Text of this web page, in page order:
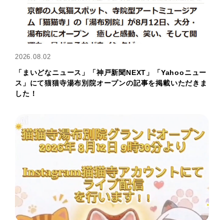
2026.08.02
「まいどなニュース」「神戸新聞NEXT」「Yahooニュー
ス」にて猫猫寺湯布別院オープンの記事を掲載いただきま
した！